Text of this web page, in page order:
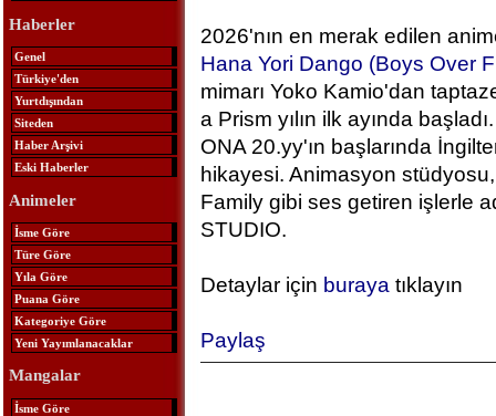
Haberler
Genel
Türkiye'den
Yurtdışından
Siteden
Haber Arşivi
Eski Haberler
Animeler
İsme Göre
Türe Göre
Yıla Göre
Puana Göre
Kategoriye Göre
Yeni Yayımlanacaklar
Mangalar
İsme Göre
2026'nın en merak edilen
Hana Yori Dango (Boys Over
mimarı Yoko Kamio'dan
a Prism yılın ilk ayında
ONA 20.yy'ın başlarında
hikayesi. Animasyon
Family gibi ses getiren işlerle
STUDIO.
Detaylar için buraya tıklayın
Paylaş